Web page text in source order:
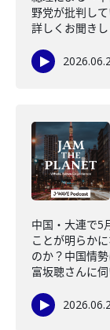
野党が批判し
詳しくお聞き
中国・大連で5
ことが明らか
のか？中国情
富坂聰さんに